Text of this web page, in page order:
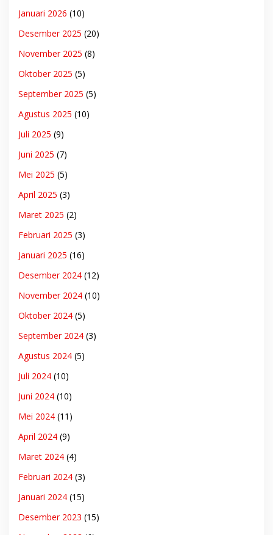
Januari 2026 (10)
Desember 2025 (20)
November 2025 (8)
Oktober 2025 (5)
September 2025 (5)
Agustus 2025 (10)
Juli 2025 (9)
Juni 2025 (7)
Mei 2025 (5)
April 2025 (3)
Maret 2025 (2)
Februari 2025 (3)
Januari 2025 (16)
Desember 2024 (12)
November 2024 (10)
Oktober 2024 (5)
September 2024 (3)
Agustus 2024 (5)
Juli 2024 (10)
Juni 2024 (10)
Mei 2024 (11)
April 2024 (9)
Maret 2024 (4)
Februari 2024 (3)
Januari 2024 (15)
Desember 2023 (15)